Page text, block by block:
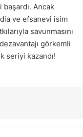
Ancak
ve efsanevi isim
savunmasını
görkemli
seriyi kazandı!